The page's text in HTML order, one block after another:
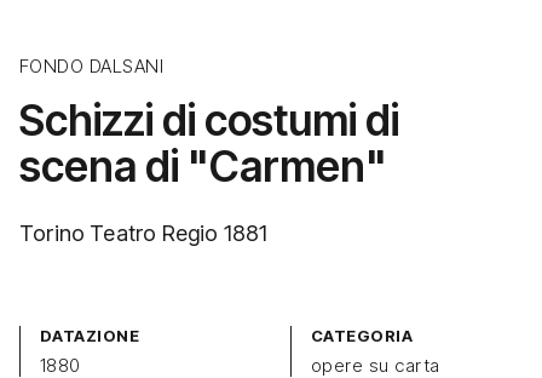
FONDO DALSANI
Schizzi di costumi di
scena di "Carmen"
Torino Teatro Regio 1881
DATAZIONE
1880
CATEGORIA
opere su carta